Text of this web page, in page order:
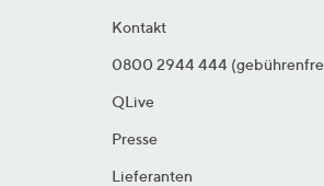
Kontakt
0800 2944 444
QLive
Presse
Lieferanten